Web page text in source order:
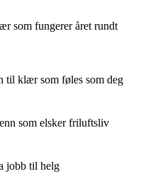
som fungerer året rundt
til klær som føles som deg
som elsker friluftsliv
jobb til helg